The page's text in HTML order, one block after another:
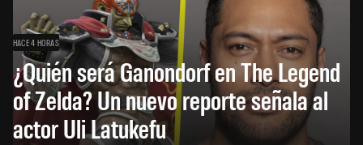
HACE 4 HORAS
¿Quién será Ganondorf en The Legend
of Zelda? Un nuevo reporte señala al
actor Uli Latukefu